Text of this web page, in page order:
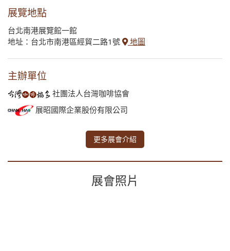
展覽地點
台北南港展覽館一館
地址：台北市南港區經貿二路1號
地圖
主辦單位
社團法人台灣咖啡協會
展昭國際企業股份有限公司
更多展會介紹
展會照片